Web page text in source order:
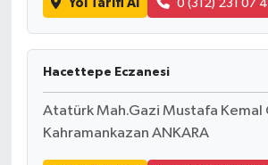
Yol Tarifi Al 0 (312) 231 07
Hacettepe Eczanesi
Atatürk Mah.Gazi Mustafa Kemal
Kahramankazan ANKARA